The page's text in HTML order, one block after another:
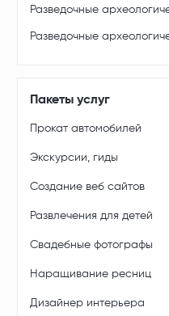
Разведочные
Разведочные
Пакеты услуг
Прокат автомобилей
Экскурсии, гиды
Создание веб сайтов
Развлечения для детей
Свадебные фотографы
Наращивание ресниц
Дизайнер интерьера